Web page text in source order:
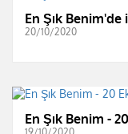
En Şık Benim'de
20/10/2020
En Şık Benim -